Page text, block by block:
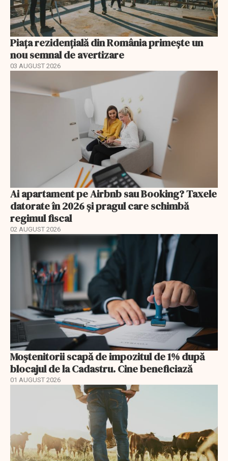
Piața rezidențială din România primește un
nou semnal de avertizare
03 AUGUST 2026
Ai apartament pe Airbnb sau Booking? Taxele
datorate în 2026 și pragul care schimbă
regimul fiscal
02 AUGUST 2026
Moștenitorii scapă de impozitul de 1% după
blocajul de la Cadastru. Cine beneficiază
01 AUGUST 2026